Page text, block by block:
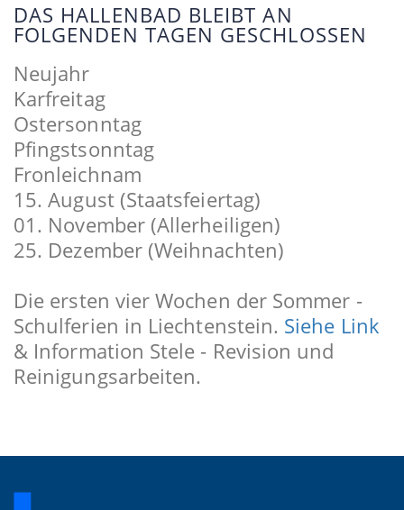
DAS HALLENBAD BLEIBT AN
FOLGENDEN TAGEN GESCHLOSSEN
Neujahr
Karfreitag
Ostersonntag
Pfingstsonntag
Fronleichnam
15. August (Staatsfeiertag)
01. November (Allerheiligen)
25. Dezember (Weihnachten)
Die ersten vier Wochen der Sommer -
Schulferien in Liechtenstein. Siehe Link
& Information Stele - Revision und
Reinigungsarbeiten.